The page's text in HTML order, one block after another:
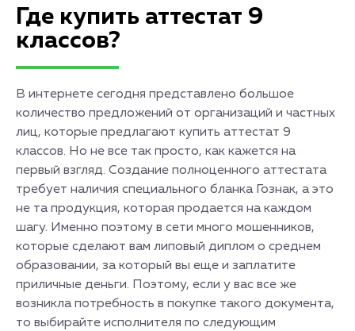
Где купить аттестат 9
классов?
В интернете сегодня представлено большое
количество предложений от организаций и частных
лиц, которые предлагают купить аттестат 9
классов. Но не все так просто, как кажется на
первый взгляд. Создание полноценного аттестата
требует наличия специального бланка Гознак, а это
не та продукция, которая продается на каждом
шагу. Именно поэтому в сети много мошенников,
которые сделают вам липовый диплом о среднем
образовании, за который вы еще и заплатите
приличные деньги. Поэтому, если у вас все же
возникла потребность в покупке такого документа,
то выбирайте исполнителя по следующим